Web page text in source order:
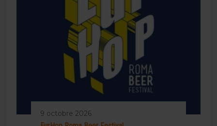
9 octobre 2026